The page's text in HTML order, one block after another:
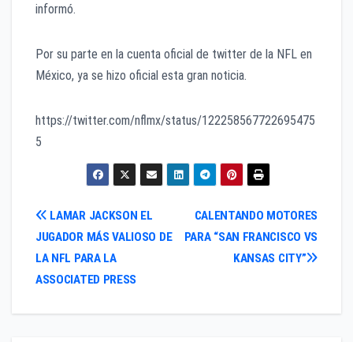
informó.
Por su parte en la cuenta oficial de twitter de la NFL en
México, ya se hizo oficial esta gran noticia.
https://twitter.com/nflmx/status/122258567722695475
5
Navegación
de
entradas
CALENTANDO MOTORES
PARA “SAN FRANCISCO VS
KANSAS CITY”
LAMAR JACKSON EL
JUGADOR MÁS VALIOSO DE
LA NFL PARA LA
ASSOCIATED PRESS